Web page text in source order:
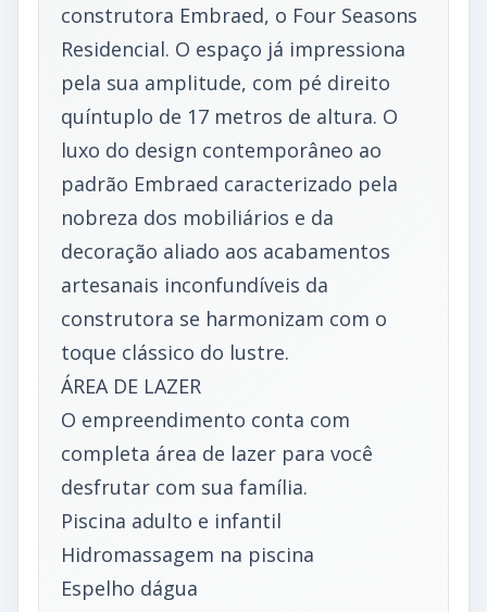
construtora Embraed, o Four Seasons
Residencial. O espaço já impressiona
pela sua amplitude, com pé direito
quíntuplo de 17 metros de altura. O
luxo do design contemporâneo ao
padrão Embraed caracterizado pela
nobreza dos mobiliários e da
decoração aliado aos acabamentos
artesanais inconfundíveis da
construtora se harmonizam com o
toque clássico do lustre.
ÁREA DE LAZER
O empreendimento conta com
completa área de lazer para você
desfrutar com sua família.
Piscina adulto e infantil
Hidromassagem na piscina
Espelho dágua